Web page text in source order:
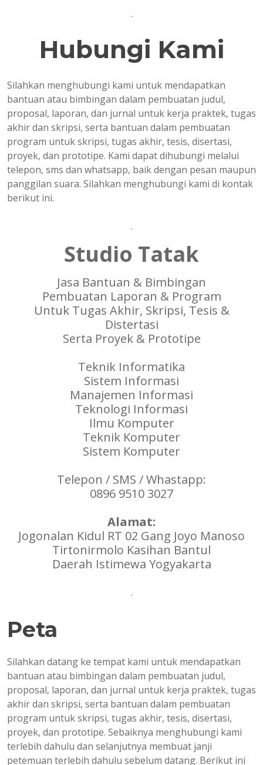
.
Hubungi Kami
Silahkan menghubungi kami untuk mendapatkan
bantuan atau bimbingan dalam pembuatan judul,
proposal, laporan, dan jurnal untuk kerja praktek, tugas
akhir dan skripsi, serta bantuan dalam pembuatan
program untuk skripsi, tugas akhir, tesis, disertasi,
proyek, dan prototipe. Kami dapat dihubungi melalui
telepon, sms dan whatsapp, baik dengan pesan maupun
panggilan suara. Silahkan menghubungi kami di kontak
berikut ini.
.
Studio Tatak
Jasa Bantuan & Bimbingan
Pembuatan Laporan & Program
Untuk Tugas Akhir, Skripsi, Tesis &
Distertasi
Serta Proyek & Prototipe
Teknik Informatika
Sistem Informasi
Manajemen Informasi
Teknologi Informasi
Ilmu Komputer
Teknik Komputer
Sistem Komputer
Telepon / SMS / Whastapp:
0896 9510 3027
Alamat:
Jogonalan Kidul RT 02 Gang Joyo Manoso
Tirtonirmolo Kasihan Bantul
Daerah Istimewa Yogyakarta
.
Peta
Silahkan datang ke tempat kami untuk mendapatkan
bantuan atau bimbingan dalam pembuatan judul,
proposal, laporan, dan jurnal untuk kerja praktek, tugas
akhir dan skripsi, serta bantuan dalam pembuatan
program untuk skripsi, tugas akhir, tesis, disertasi,
proyek, dan prototipe. Sebaiknya menghubungi kami
terlebih dahulu dan selanjutnya membuat janji
petemuan terlebih dahulu sebelum datang. Berikut ini